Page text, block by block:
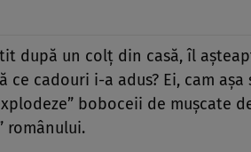
după un colț din casă, îl
cadouri i-a adus? Ei, cam așa
boboceii de mușcate
românului.